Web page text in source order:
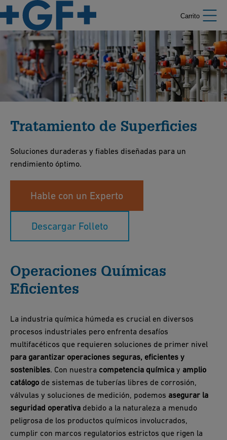
Carrito
Tratamiento de Superficies
Soluciones duraderas y fiables diseñadas para un
rendimiento óptimo.
Hable con un Experto
Descargar Folleto
Operaciones Químicas
Eficientes
La industria química húmeda es crucial en diversos
procesos industriales pero enfrenta desafíos
multifacéticos que requieren soluciones de primer nivel
para garantizar operaciones seguras, eficientes y
sostenibles. Con nuestra competencia química y amplio
catálogo de sistemas de tuberías libres de corrosión,
válvulas y soluciones de medición, podemos asegurar la
seguridad operativa debido a la naturaleza a menudo
peligrosa de los productos químicos involucrados,
cumplir con marcos regulatorios estrictos que rigen la